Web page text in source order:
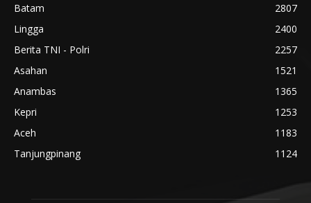
Batam
2807
Lingga
2400
Berita TNI - Polri
2257
Asahan
1521
Anambas
1365
Kepri
1253
Aceh
1183
Tanjungpinang
1124